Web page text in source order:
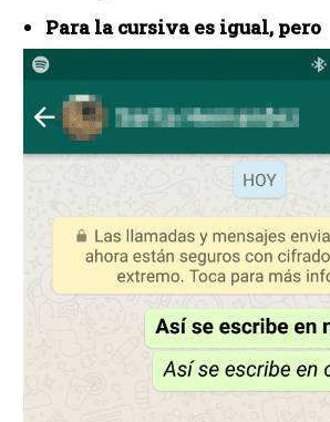
Para la cursiva es igual, pero